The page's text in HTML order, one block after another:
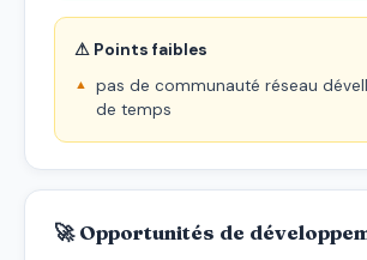
⚠ Points faibles
pas de communauté réseau
de temps
🚀 Opportunités de